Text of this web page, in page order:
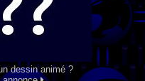
dessin animé ?